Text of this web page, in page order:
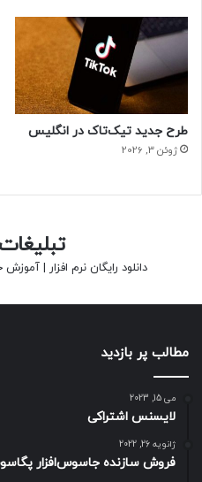
طرح جدید تیک‌تاک در انگلیس
ژوئن 3, 2026
دانلود رایگان نرم افزار | آموزش
مطالب پر بازدید
می 15, 2023
لایسنس اشتراکی
ژانویه 26, 2022
فروش سازنده جاسوس‌افزار